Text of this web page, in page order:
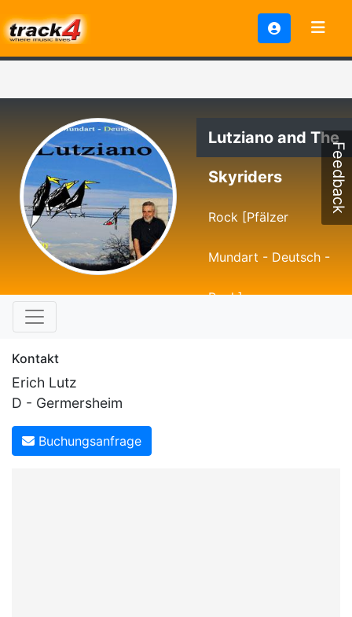
Lutziano and The
Skyriders
Rock [Pfälzer
Mundart - Deutsch -
Rock]
Kontakt
Erich Lutz
D - Germersheim
Buchungsanfrage
Feedback